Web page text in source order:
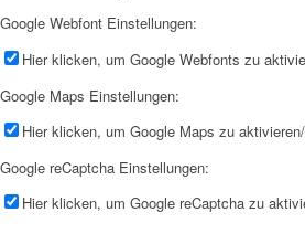
Google Webfont Einstellungen:
Hier klicken, um Google Webfonts zu
Google Maps Einstellungen:
Hier klicken, um Google Maps zu
Google reCaptcha Einstellungen:
Hier klicken, um Google reCaptcha zu